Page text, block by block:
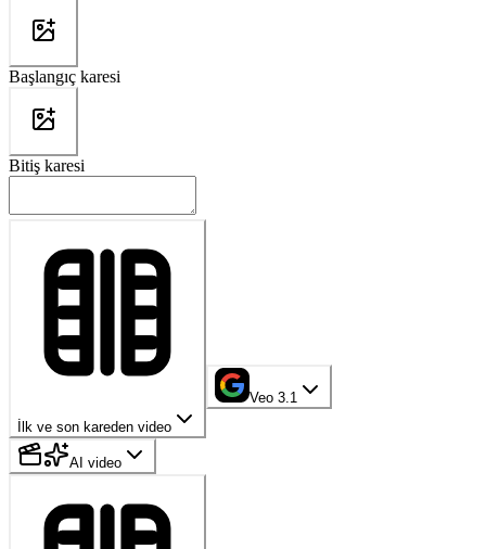
Başlangıç karesi
Bitiş karesi
İlk ve son kareden video
Veo 3.1
AI video